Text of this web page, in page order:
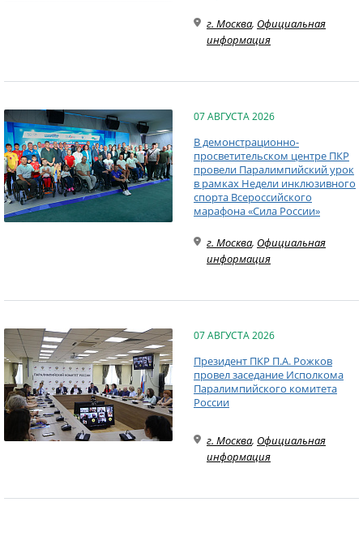
г. Москва, Официальная
информация
07 АВГУСТА 2026
В демонстрационно-
просветительском центре ПКР
провели Паралимпийский урок
в рамках Недели инклюзивного
спорта Всероссийского
марафона «Сила России»
г. Москва, Официальная
информация
07 АВГУСТА 2026
Президент ПКР П.А. Рожков
провел заседание Исполкома
Паралимпийского комитета
России
г. Москва, Официальная
информация